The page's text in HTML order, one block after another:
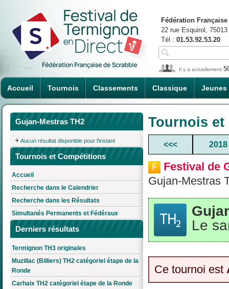
Accueil Tournois Classements Classique Jeunes
Fédération
22 rue Esquirol,
Tél : 01.53.92.53.20
Il y a actuellement
Gujan-Mestras TH2
Aucun résultat disponible pour l'instant
Tournois et Compétitions
Accueil
Recherche dans le Calendrier
Recherche dans les Résultats
Simultanés Permanents et Fédéraux
Derniers résultats
Termignon TH3 originales
Muzillac (Billiers) TH2 catégoriel étape de la
Ronde
Carhaix TH2 catégoriel étape de la Ronde
Tournois
<<< 2018
Festival de
Gujan-Mestras
Le
Ce tournoi est